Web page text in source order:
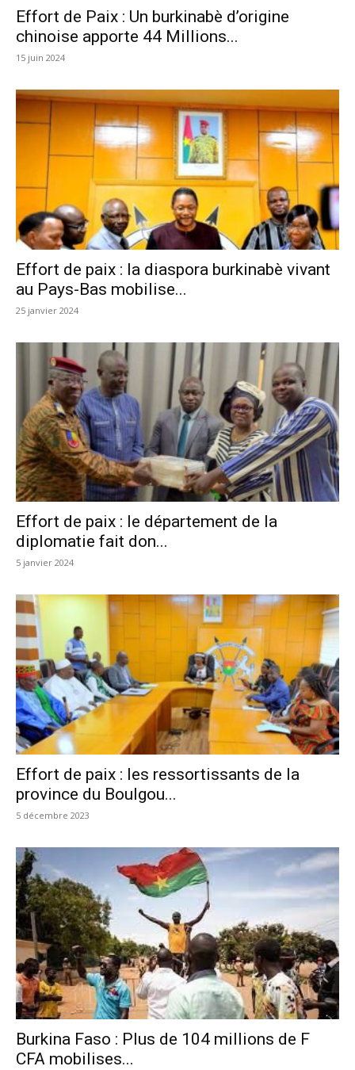
Effort de Paix : Un burkinabè d’origine
chinoise apporte 44 Millions...
15 juin 2024
Effort de paix : la diaspora burkinabè vivant
au Pays-Bas mobilise...
25 janvier 2024
Effort de paix : le département de la
diplomatie fait don...
5 janvier 2024
Effort de paix : les ressortissants de la
province du Boulgou...
5 décembre 2023
Burkina Faso : Plus de 104 millions de F
CFA mobilises...